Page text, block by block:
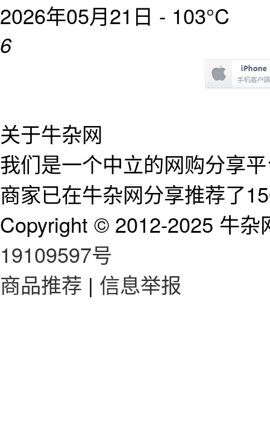
2026年05月21日 - 103°C
6
关于牛杂网
我们是一个中立的网购分享
商家已在牛杂网分享推荐了
Copyright © 2012-2025 牛
19109597号
商品推荐 | 信息举报